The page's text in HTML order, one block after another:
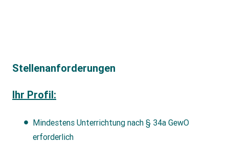
Stellenanforderungen
Ihr Profil:
Mindestens Unterrichtung nach § 34a GewO
erforderlich